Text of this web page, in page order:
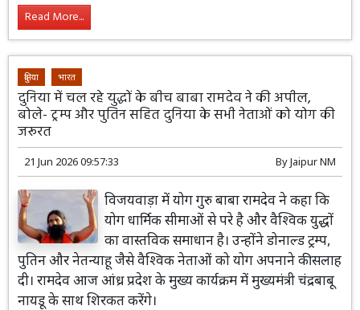
Read More...
दुनिया भारत
दुनिया में चल रहे युद्धों के बीच बाबा रामदेव ने की अपील,
बोले- ट्रम्प और पुतिन सहित दुनिया के सभी नेताओं को योग की
जरूरत
21 Jun 2026 09:57:33 ByJaipur NM
विजयवाड़ा में योग गुरु बाबा रामदेव ने कहा कि
योग धार्मिक सीमाओं से परे है और वैश्विक युद्धों
का वास्तविक समाधान है। उन्होंने डोनाल्ड ट्रम्प,
पुतिन और नेतन्याहू जैसे वैश्विक नेताओं को योग अपनाने की सलाह
दी। रामदेव आज आंध्र प्रदेश के मुख्य कार्यक्रम में मुख्यमंत्री चंद्रबाबू
नायडू के साथ शिरकत करेंगे।